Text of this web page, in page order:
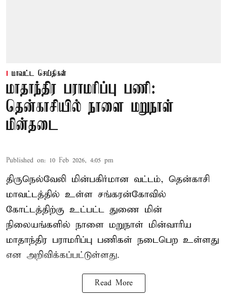
மாவட்ட செய்திகள்
மாதாந்திர பராமரிப்பு பணி:
தென்காசியில் நாளை மறுநாள்
மின்தடை
Published on: 10 Feb 2026, 4:05 pm
திருநெல்வேலி மின்பகிர்மான வட்டம், தென்காசி
மாவட்டத்தில் உள்ள சங்கரன்கோவில்
கோட்டத்திற்கு உட்பட்ட துணை மின்
நிலையங்களில் நாளை மறுநாள் மின்வாரிய
மாதாந்திர பராமரிப்பு பணிகள் நடைபெற உள்ளது
என அறிவிக்கப்பட்டுள்ளது.
Read More